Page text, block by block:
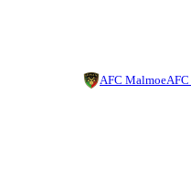
AFC Malmoe